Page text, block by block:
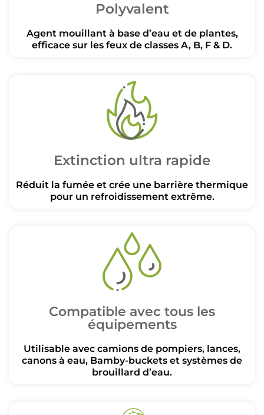
Polyvalent
Agent mouillant à base d’eau et de plantes,
efficace sur les feux de classes A, B, F & D.
Extinction ultra rapide
Réduit la fumée et crée une barrière thermique
pour un refroidissement extrême.
Compatible avec tous les
équipements
Utilisable avec camions de pompiers, lances,
canons à eau, Bamby-buckets et systèmes de
brouillard d’eau.